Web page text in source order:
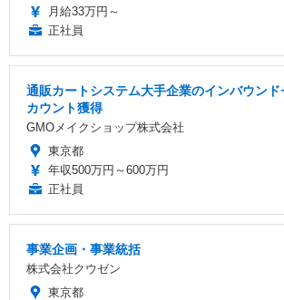
月給33万円～
正社員
通販カートシステム大手企業のインバウン
カウント獲得
GMOメイクショップ株式会社
東京都
年収500万円～600万円
正社員
事業企画・事業統括
株式会社クウゼン
東京都